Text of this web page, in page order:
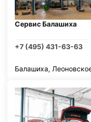
Сервис Балашиха
+7 (495) 431-63-63
Балашиха,